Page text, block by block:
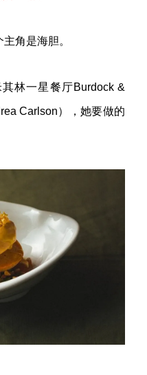
角是海胆。
林一星餐厅Burdock &
Carlson），她要做的